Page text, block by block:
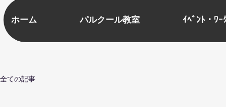
ホーム パルクール教室 ｲﾍﾞﾝﾄ・ﾜｰ
全ての記事